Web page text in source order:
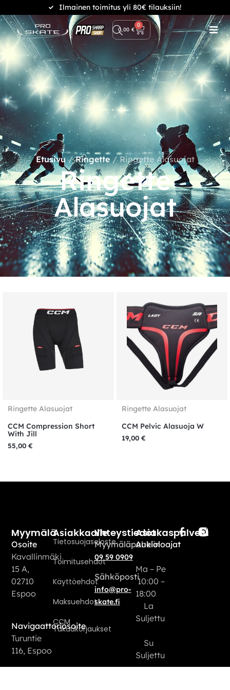
Ilmainen toimitus yli 80€ tilauksiin!
0,00 €
0
Etusivu/Ringette/ Ringette Alasuojat
Ringette
Alasuojat
Ringette Alasuojat
CCM Compression Short
With Jill
55,00 €
Ringette Alasuojat
CCM Pelvic Alasuoja W
19,00 €
Asiakkaalle
Tietosuojaseloste
Toimitusehdot
Käyttöehdot
Maksuehdot
CCM
Takuukorjaukset
Myymälä
Osoite
Kavallinmäki
15 A,
02710
Espoo
Navigaattoriosoite
Turuntie
116, Espoo
Yhteystiedot
Myymäläpuhelin
09 59 0909
Sähköposti
info@pro-
skate.fi
Asiakaspalvelu
Aukioloajat
Ma – Pe
10:00 –
18:00
La
Suljettu
Su
Suljettu